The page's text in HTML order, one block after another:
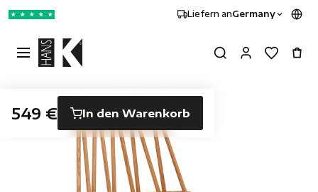
★ ★ ★ ★ ★ Liefern anGermany
549 € In den Warenkorb